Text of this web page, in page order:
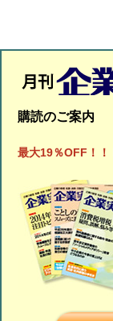
購読のご案内
最大19％OFF！！